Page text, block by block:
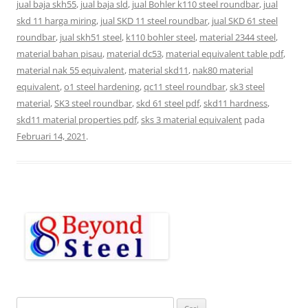
jual baja skh55, jual baja sld, jual Bohler k110 steel roundbar, jual
skd 11 harga miring, jual SKD 11 steel roundbar, jual SKD 61 steel
roundbar, jual skh51 steel, k110 bohler steel, material 2344 steel,
material bahan pisau, material dc53, material equivalent table pdf,
material nak 55 equivalent, material skd11, nak80 material
equivalent,o1 steel hardening,qc11 steel roundbar,sk3 steel
material,SK3 steel roundbar,skd 61 steel pdf,skd11 hardness,
skd11 material properties pdf,sks 3 material equivalent pada
Februari 14, 2021.